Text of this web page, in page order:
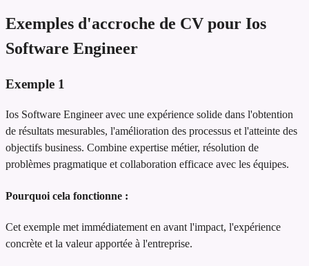
Exemples d'accroche de CV pour Ios
Software Engineer
Exemple 1
Ios Software Engineer avec une expérience solide dans l'obtention
de résultats mesurables, l'amélioration des processus et l'atteinte des
objectifs business. Combine expertise métier, résolution de
problèmes pragmatique et collaboration efficace avec les équipes.
Pourquoi cela fonctionne :
Cet exemple met immédiatement en avant l'impact, l'expérience
concrète et la valeur apportée à l'entreprise.